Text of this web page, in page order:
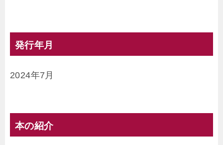
発行年月
2024年7月
本の紹介